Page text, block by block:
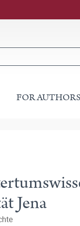
FOR AUTHORS
Jena